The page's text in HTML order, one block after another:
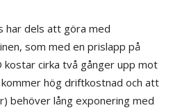
har dels att göra med
som med en prislapp på
kostar cirka två gånger upp mot
hög driftkostnad och att
behöver lång exponering med